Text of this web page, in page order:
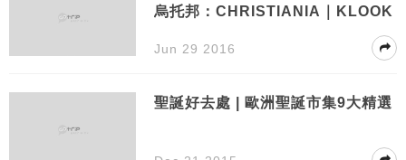
烏托邦：CHRISTIANIA｜KLOOK
Jun 29 2016
聖誕好去處 | 歐洲聖誕市集9大精選